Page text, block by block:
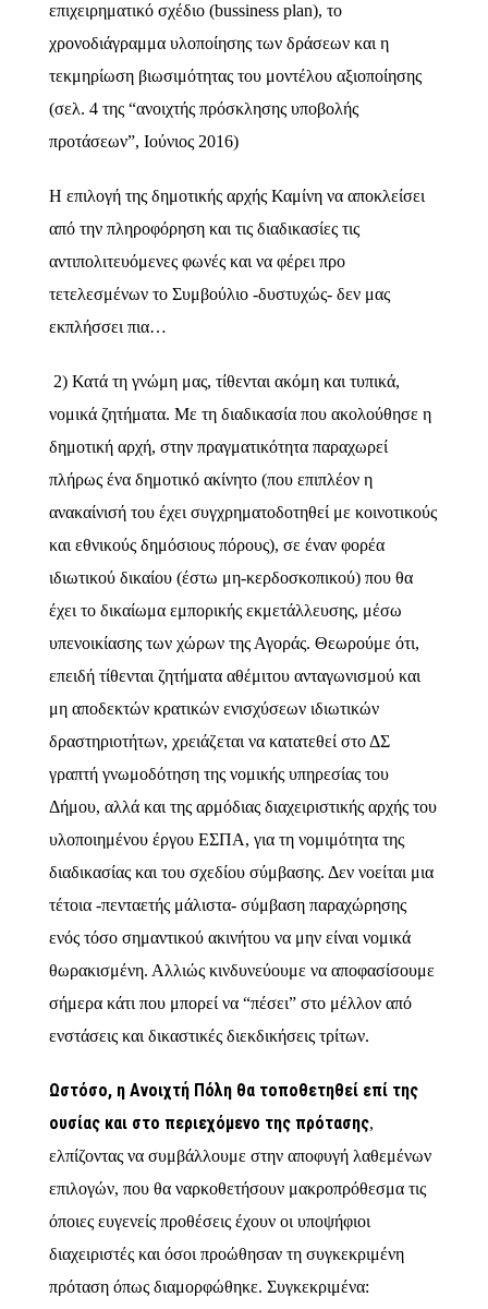
επιχειρηματικό σχέδιο (bussiness plan), το
χρονοδιάγραμμα υλοποίησης των δράσεων και η
τεκμηρίωση βιωσιμότητας του μοντέλου αξιοποίησης
(σελ. 4 της “ανοιχτής πρόσκλησης υποβολής
προτάσεων”, Ιούνιος 2016)
Η επιλογή της δημοτικής αρχής Καμίνη να αποκλείσει
από την πληροφόρηση και τις διαδικασίες τις
αντιπολιτευόμενες φωνές και να φέρει προ
τετελεσμένων το Συμβούλιο -δυστυχώς- δεν μας
εκπλήσσει πια…
2) Κατά τη γνώμη μας, τίθενται ακόμη και τυπικά,
νομικά ζητήματα. Με τη διαδικασία που ακολούθησε η
δημοτική αρχή, στην πραγματικότητα παραχωρεί
πλήρως ένα δημοτικό ακίνητο (που επιπλέον η
ανακαίνισή του έχει συγχρηματοδοτηθεί με κοινοτικούς
και εθνικούς δημόσιους πόρους), σε έναν φορέα
ιδιωτικού δικαίου (έστω μη-κερδοσκοπικού) που θα
έχει το δικαίωμα εμπορικής εκμετάλλευσης, μέσω
υπενοικίασης των χώρων της Αγοράς. Θεωρούμε ότι,
επειδή τίθενται ζητήματα αθέμιτου ανταγωνισμού και
μη αποδεκτών κρατικών ενισχύσεων ιδιωτικών
δραστηριοτήτων, χρειάζεται να κατατεθεί στο ΔΣ
γραπτή γνωμοδότηση της νομικής υπηρεσίας του
Δήμου, αλλά και της αρμόδιας διαχειριστικής αρχής του
υλοποιημένου έργου ΕΣΠΑ, για τη νομιμότητα της
διαδικασίας και του σχεδίου σύμβασης. Δεν νοείται μια
τέτοια -πενταετής μάλιστα- σύμβαση παραχώρησης
ενός τόσο σημαντικού ακινήτου να μην είναι νομικά
θωρακισμένη. Αλλιώς κινδυνεύουμε να αποφασίσουμε
σήμερα κάτι που μπορεί να “πέσει” στο μέλλον από
ενστάσεις και δικαστικές διεκδικήσεις τρίτων.
Ωστόσο, η Ανοιχτή Πόλη θα τοποθετηθεί επί της
ουσίας και στο περιεχόμενο της πρότασης,
ελπίζοντας να συμβάλλουμε στην αποφυγή λαθεμένων
επιλογών, που θα ναρκοθετήσουν μακροπρόθεσμα τις
όποιες ευγενείς προθέσεις έχουν οι υποψήφιοι
διαχειριστές και όσοι προώθησαν τη συγκεκριμένη
πρόταση όπως διαμορφώθηκε. Συγκεκριμένα: